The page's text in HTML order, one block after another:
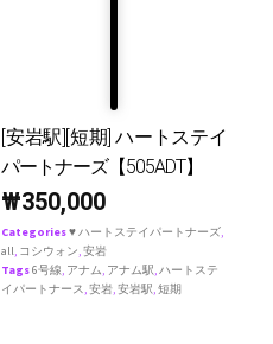
[安岩駅][短期] ハートステイ
パートナーズ【505ADT】
₩350,000
Categories♥ ハートステイパートナーズ,
all, コシウォン,安岩
Tags6号線, アナム, アナム駅,ハートステ
イパートナース,安岩,安岩駅,短期